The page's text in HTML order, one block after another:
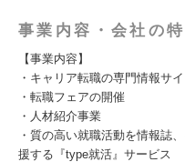
事業内容・会社の
【事業内容】
・キャリア転職の専門情報サ
・転職フェアの開催
・人材紹介事業
・質の高い就職活動を情報誌
援する『type就活』サービス